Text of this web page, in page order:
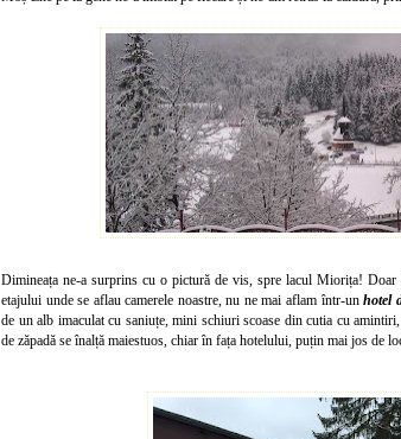
Dimineața ne-a surprins cu o pictură de vis, spre lacul Miorița!
etajului unde se aflau camerele noastre, nu ne mai aflam într-unhotel
de un alb imaculat cu saniuțe, mini schiuri scoase din cutia cu
de zăpadă se înalță maiestuos, chiar în fața hotelului, puțin mai jos de